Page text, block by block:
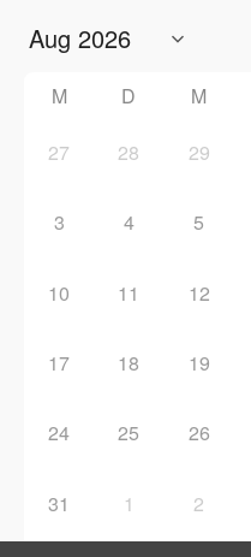
M D M
27 28 29
3 4 5
10 11 12
17 18 19
24 25 26
31 1 2